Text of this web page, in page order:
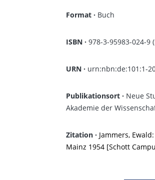
Format · Buch
ISBN · 978-3-95983-024-9
URN · urn:nbn:de:101:1-
Publikationsort · Neue
Akademie der
Zitation · Jammers, Ewald:
Mainz 1954 [Schott